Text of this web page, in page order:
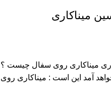
میناکاری
میناکاری روی سفال چیست ؟
آمد این است : میناکاری روی